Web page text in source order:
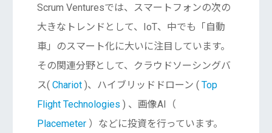
Scrum Venturesでは、スマートフォンの次の
大きなトレンドとして、IoT、中でも「自動
車」のスマート化に大いに注目しています。
その関連分野として、クラウドソーシングバ
ス( Chariot)、ハイブリッドドローン ( Top
Flight Technologies ) 、画像AI（
Placemeter）などに投資を行っています。